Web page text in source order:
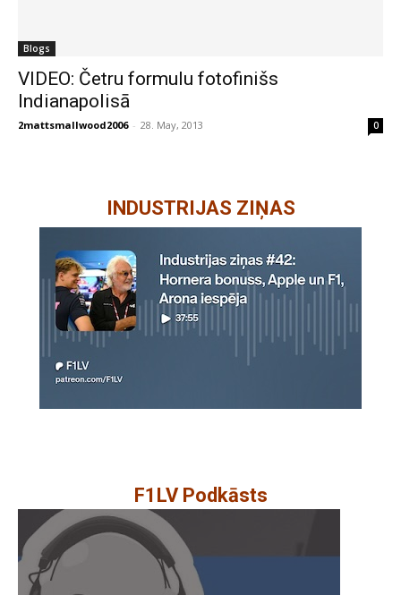
Blogs
VIDEO: Četru formulu fotofinišs
Indianapolisā
2mattsmallwood2006 - 28. May, 2013 0
INDUSTRIJAS ZIŅAS
F1LV Podkāsts